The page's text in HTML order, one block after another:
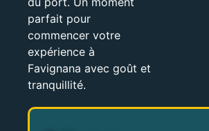
parfait pour
commencer votre
expérience à
Favignana avec goût et
tranquillité.